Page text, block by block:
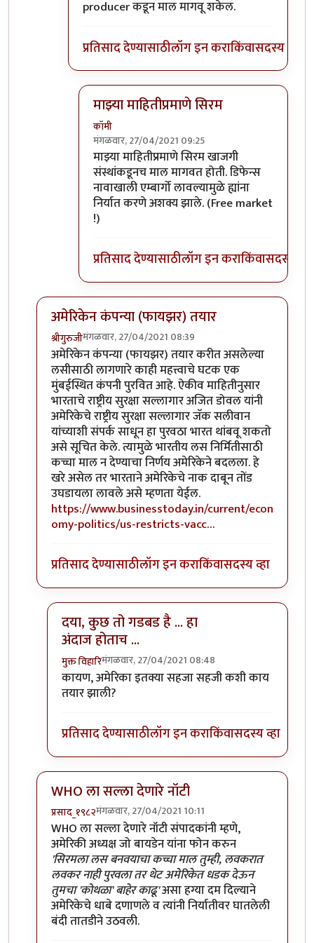
producer कडून माल मागवू शकेल.
प्रतिसाद देण्यासाठीलॉग इन कराकिंवासदस्य व्हा
माझ्या माहितीप्रमाणे सिरम
कॉमी
मंगळवार, 27/04/2021 09:25
In reply toबाहेरचे नसावेत. माझ्या मते
माझ्या माहितीप्रमाणे सिरम खाजगी
संस्थांकडूनच माल मागवत होती. डिफेन्स
नावाखाली एम्बार्गो लावल्यामुळे ह्यांना
निर्यात करणे अशक्य झाले. (Free market
!)
प्रतिसाद देण्यासाठीलॉग इन कराकिंवासदस्य व्हा
अमेरिकेन कंपन्या (फायझर) तयार
श्रीगुरुजीमंगळवार, 27/04/2021 08:39
In reply toमोदींची जो बायडन यांच्यासोबत फोनवरुन चर्चा;
अमेरिकेन कंपन्या (फायझर) तयार करीत असलेल्या
लसीसाठी लागणारे काही महत्त्वाचे घटक एक
मुंबईस्थित कंपनी पुरवित आहे. ऐकीव माहितीनुसार
भारताचे राष्ट्रीय सुरक्षा सल्लागार अजित डोवल यांनी
अमेरिकेचे राष्ट्रीय सुरक्षा सल्लागार जॅक सलीवान
यांच्याशी संपर्क साधून हा पुरवठा भारत थांबवू शकतो
असे सूचित केले. त्यामुळे भारतीय लस निर्मितीसाठी
कच्चा माल न देण्याचा निर्णय अमेरिकेने बदलला. हे
खरे असेल तर भारताने अमेरिकेचे नाक दाबून तोंड
उघडायला लावले असे म्हणता येईल.
https://www.businesstoday.in/current/econ
omy-politics/us-restricts-vacc…
प्रतिसाद देण्यासाठीलॉग इन कराकिंवासदस्य व्हा
दया, कुछ तो गडबड है ... हा
अंदाज होताच ...
मुक्त विहारिमंगळवार, 27/04/2021 08:48
In reply toअमेरिकेन कंपन्या (फायझर) तयारby
कायण, अमेरिका इतक्या सहजा सहजी कशी काय
तयार झाली?
प्रतिसाद देण्यासाठीलॉग इन कराकिंवासदस्य व्हा
WHO ला सल्ला देणारे नॉटी
प्रसाद_१९८२मंगळवार, 27/04/2021 10:11
In reply toमोदींची जो बायडन यांच्यासोबत फोनवरुन चर्चा;
WHO ला सल्ला देणारे नॉटी संपादकांनी म्हणे,
अमेरिकी अध्यक्ष जो बायडेन यांना फोन करुन
'सिरमला लस बनवयाचा कच्चा माल तुम्ही, लवकरात
लवकर नाही पुरवला तर थेट अमेरिकेत धडक देऊन
तुमचा 'कोथळा' बाहेर काढू'असा हग्या दम दिल्याने
अमेरिकेचे धाबे दणाणले व त्यांनी निर्यातीवर घातलेली
बंदी तातडीने उठवली.